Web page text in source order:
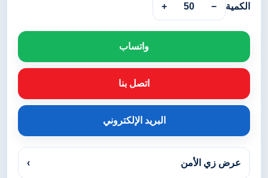
الكمية −
50
+
واتساب
اتصل بنا
البريد الإلكتروني
عرض زي الأمن ›